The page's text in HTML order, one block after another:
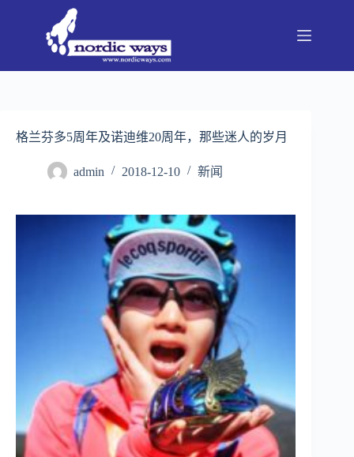
格兰芬多5周年及诺迪维20周年，那些迷人的岁月
admin 2018-12-10 新闻